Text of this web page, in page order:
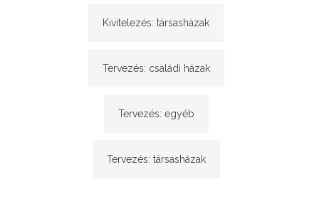
Kivitelezés: társasházak
Tervezés: családi házak
Tervezés: egyéb
Tervezés: társasházak